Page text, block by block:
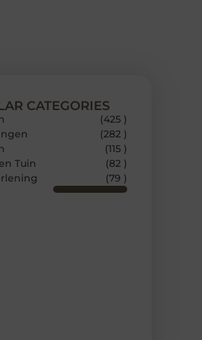
CATEGORIES
(425 )
(282 )
(115 )
Tuin
(82 )
(79 )